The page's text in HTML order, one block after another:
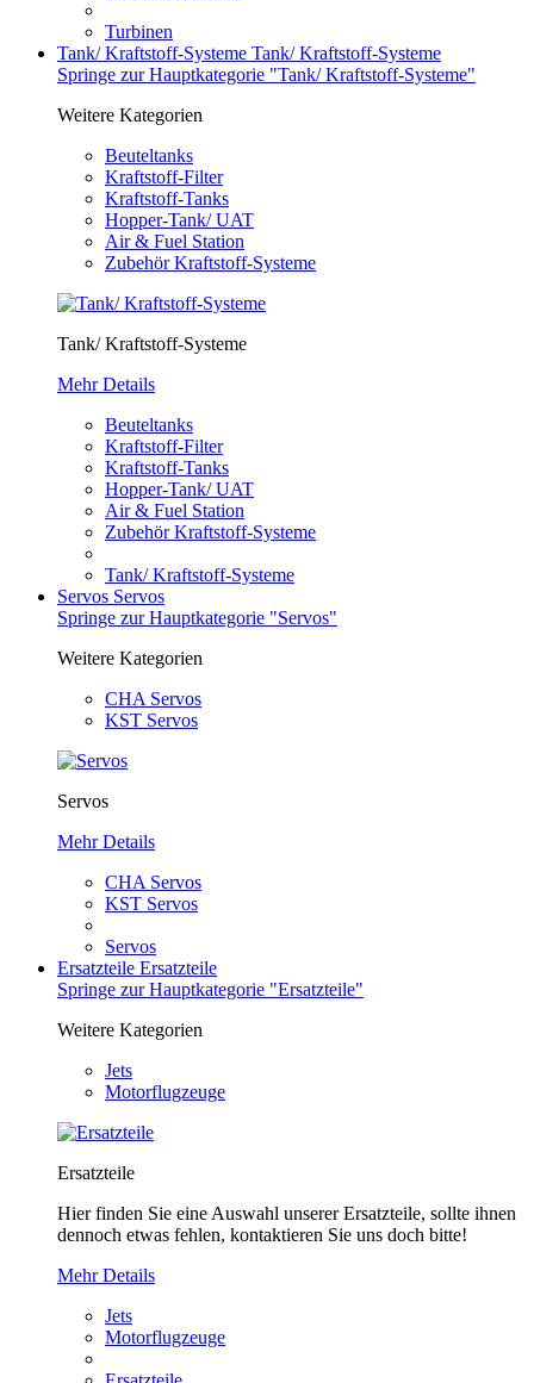
Turbinen
Tank/ Kraftstoff-Systeme Tank/ Kraftstoff-Systeme
Springe zur Hauptkategorie "Tank/ Kraftstoff-Systeme"
Weitere Kategorien
Beuteltanks
Kraftstoff-Filter
Kraftstoff-Tanks
Hopper-Tank/ UAT
Air & Fuel Station
Zubehör Kraftstoff-Systeme
Tank/ Kraftstoff-Systeme
Mehr Details
Beuteltanks
Kraftstoff-Filter
Kraftstoff-Tanks
Hopper-Tank/ UAT
Air & Fuel Station
Zubehör Kraftstoff-Systeme
Tank/ Kraftstoff-Systeme
Servos Servos
Springe zur Hauptkategorie "Servos"
Weitere Kategorien
CHA Servos
KST Servos
Servos
Mehr Details
CHA Servos
KST Servos
Servos
Ersatzteile Ersatzteile
Springe zur Hauptkategorie "Ersatzteile"
Weitere Kategorien
Jets
Motorflugzeuge
Ersatzteile
Hier finden Sie eine Auswahl unserer Ersatzteile, sollte ihnen
dennoch etwas fehlen, kontaktieren Sie uns doch bitte!
Mehr Details
Jets
Motorflugzeuge